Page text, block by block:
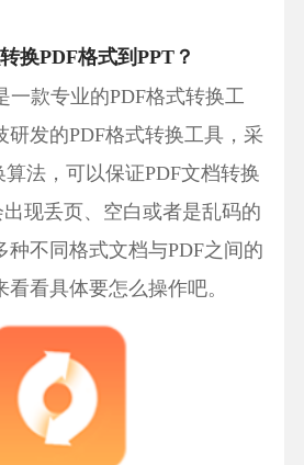
换PDF格式到PPT？
一款专业的PDF格式转换工
研发的PDF格式转换工具，采
算法，可以保证PDF文档转换
出现丢页、空白或者是乱码的
种不同格式文档与PDF之间的
看具体要怎么操作吧。